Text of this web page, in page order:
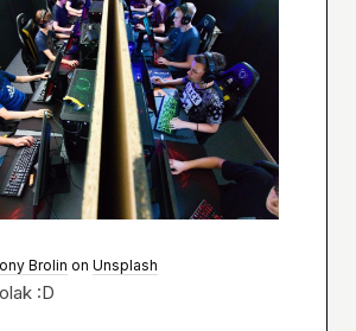
Brolin on Unsplash
:D